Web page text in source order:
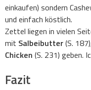
einkaufen) sondern
und einfach köstlich.
Zettel liegen in vielen
mit Salbeibutter(S.
Chicken (S. 231) geben.
Fazit